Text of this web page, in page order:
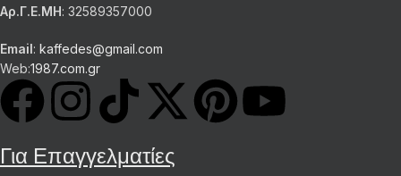
Αρ.Γ.Ε.ΜΗ: 32589357000
Email: kaffedes@gmail.com
Web:1987.com.gr
Για Επαγγελματίες